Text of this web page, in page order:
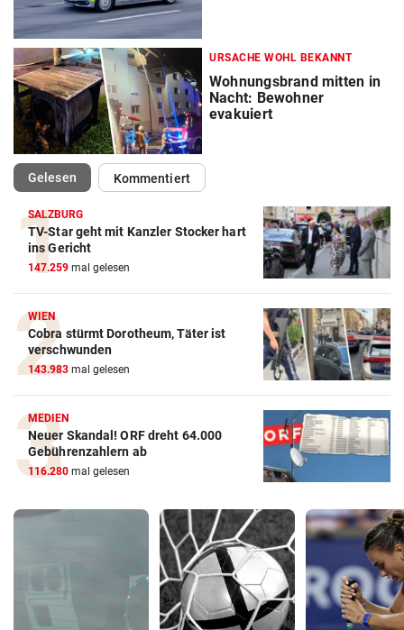
URSACHE WOHL BEKANNT
Wohnungsbrand mitten in
Nacht: Bewohner
evakuiert
Gelesen(ausgewählt)Kommentiert
SALZBURG
TV-Star geht mit Kanzler Stocker hart
ins Gericht
147.259 mal gelesen
WIEN
Cobra stürmt Dorotheum, Täter ist
verschwunden
143.983 mal gelesen
MEDIEN
Neuer Skandal! ORF dreht 64.000
Gebührenzahlern ab
116.280 mal gelesen